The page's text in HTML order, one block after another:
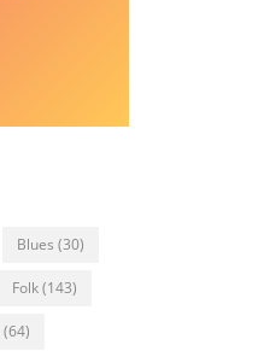
Blues (30)
Folk(143)
(64)